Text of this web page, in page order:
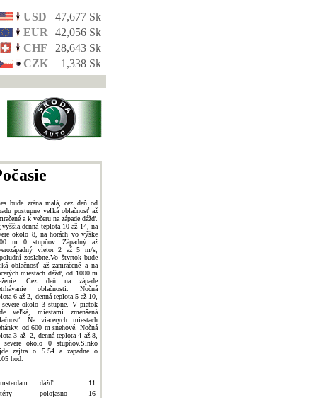
USD
47,677 Sk
EUR
42,056 Sk
CHF
28,643 Sk
CZK
1,338 Sk
bude zrána malá, cez deň od
postupne veľká oblačnosť až
a k večeru na západe dážď.
denná teplota 10 až 14, na
okolo 8, na horách vo výške
m 0 stupňov. Západný až
vietor 2 až 5 m/s,
zoslabne.Vo štvrtok bude
oblačnosť až zamračené a na
miestach dážď, od 1000 m
Cez deň na západe
oblačnosti. Nočná
6 až 2, denná teplota 5 až 10,
severe okolo 3 stupne. V piatok
veľká, miestami zmenšená
Na viacerých miestach
od 600 m snehové. Nočná
3 až -2, denná teplota 4 až 8,
severe okolo 0 stupňov.Slnko
zajtra o 5.54 a zapadne o
hod.
dážď
11
polojasno
16